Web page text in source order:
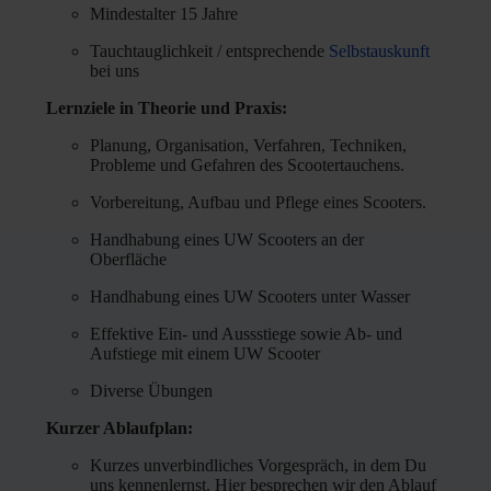
Mindestalter 15 Jahre
Tauchtauglichkeit / entsprechende Selbstauskunft
bei uns
Lernziele in Theorie und Praxis:
Planung, Organisation, Verfahren, Techniken,
Probleme und Gefahren des Scootertauchens.
Vorbereitung, Aufbau und Pflege eines Scooters.
Handhabung eines UW Scooters an der
Oberfläche
Handhabung eines UW Scooters unter Wasser
Effektive Ein- und Aussstiege sowie Ab- und
Aufstiege mit einem UW Scooter
Diverse Übungen
Kurzer Ablaufplan:
Kurzes unverbindliches Vorgespräch, in dem Du
uns kennenlernst. Hier besprechen wir den Ablauf